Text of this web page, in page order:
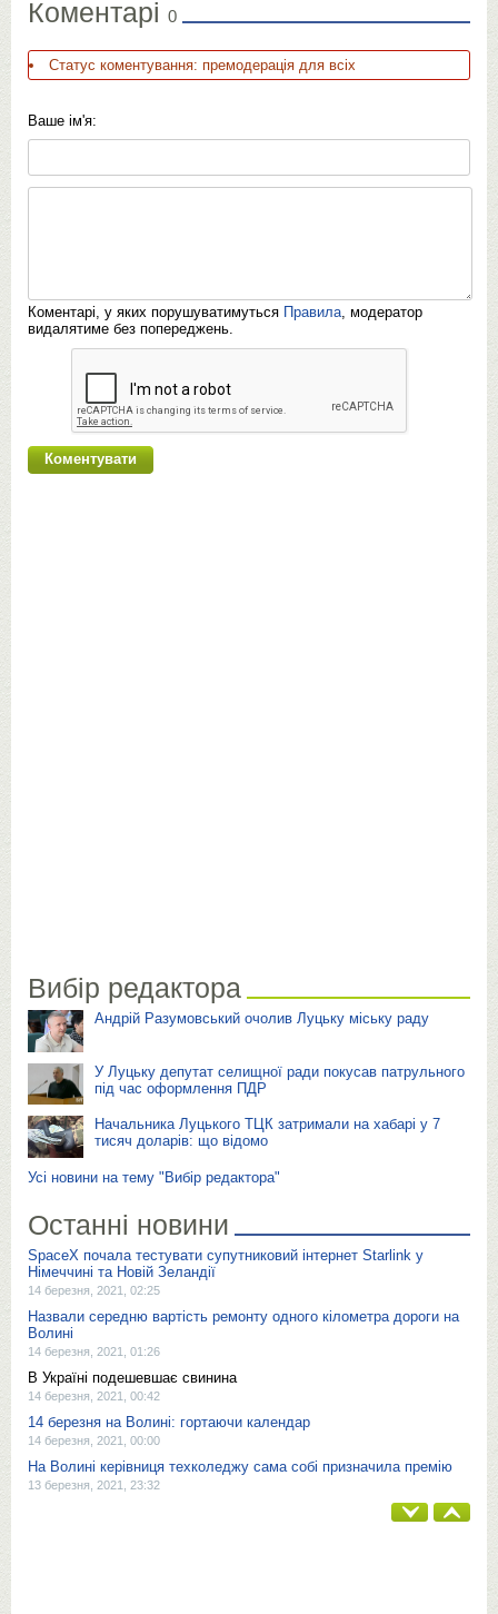
Коментарі 0
Статус коментування: премодерація для всіх
Ваше ім'я:
Коментарі, у яких порушуватимуться Правила, модератор
видалятиме без попереджень.
Вибір редактора
Андрій Разумовський очолив Луцьку міську раду
У Луцьку депутат селищної ради покусав патрульного
під час оформлення ПДР
Начальника Луцького ТЦК затримали на хабарі у 7
тисяч доларів: що відомо
Усі новини на тему "Вибір редактора"
Останні новини
SpaceX почала тестувати супутниковий інтернет Starlink у
Німеччині та Новій Зеландії
14 березня, 2021, 02:25
Назвали середню вартість ремонту одного кілометра дороги на
Волині
14 березня, 2021, 01:26
В Україні подешевшає свинина
14 березня, 2021, 00:42
14 березня на Волині: гортаючи календар
14 березня, 2021, 00:00
На Волині керівниця техколеджу сама собі призначила премію
13 березня, 2021, 23:32